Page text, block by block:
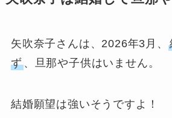
矢吹奈子さんは、2026年3月、
ず、旦那や子供はいません。
結婚願望は強いそうですよ！